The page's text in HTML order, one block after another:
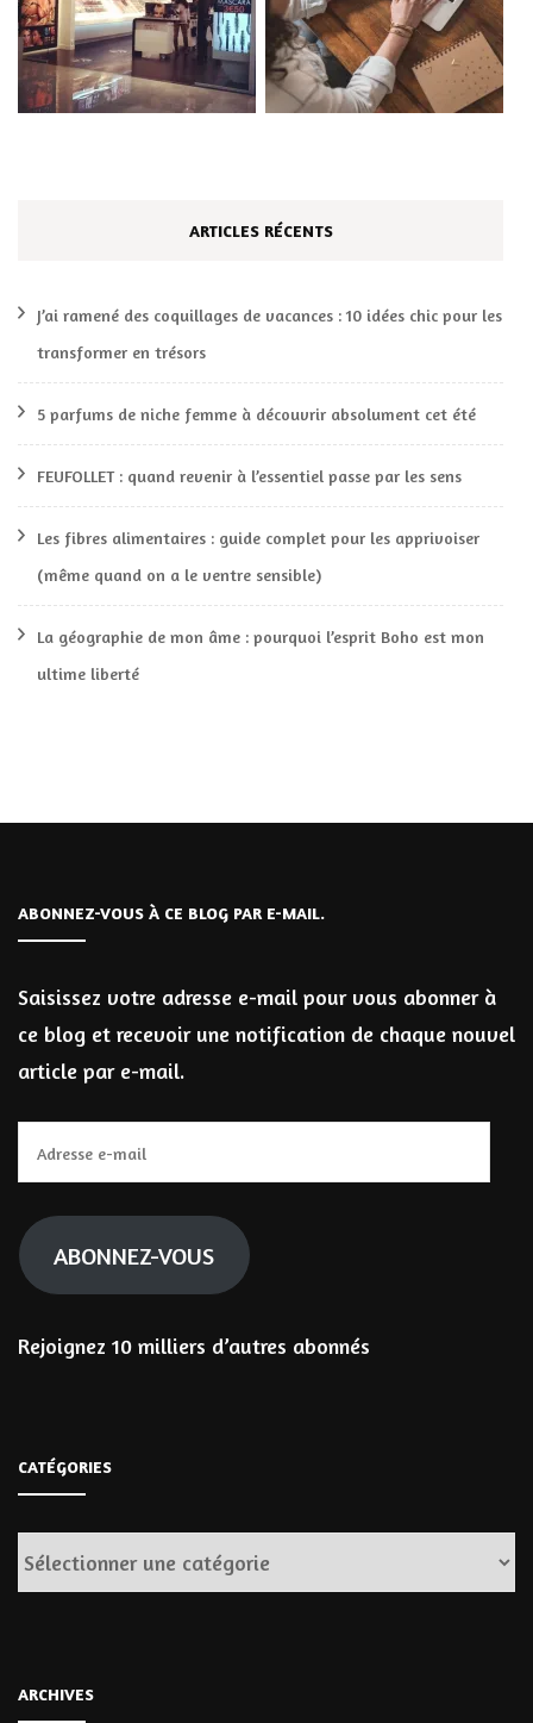
ARTICLES RÉCENTS
J’ai ramené des coquillages de vacances : 10 idées chic pour les
transformer en trésors
5 parfums de niche femme à découvrir absolument cet été
FEUFOLLET : quand revenir à l’essentiel passe par les sens
Les fibres alimentaires : guide complet pour les apprivoiser
(même quand on a le ventre sensible)
La géographie de mon âme : pourquoi l’esprit Boho est mon
ultime liberté
ABONNEZ-VOUS À CE BLOG PAR E-MAIL.
Saisissez votre adresse e-mail pour vous abonner à
ce blog et recevoir une notification de chaque nouvel
article par e-mail.
e-
mail
ABONNEZ-VOUS
Rejoignez 10 milliers d’autres abonnés
CATÉGORIES
Catégories
ARCHIVES